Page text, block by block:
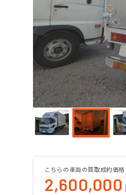
こちらの車両の買取成約価格
2,600,000